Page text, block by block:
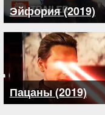
Эйфория (2019)
Пацаны (2019)